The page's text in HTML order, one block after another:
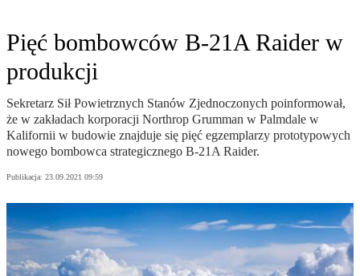
Pięć bombowców B-21A Raider w
produkcji
Sekretarz Sił Powietrznych Stanów Zjednoczonych poinformował,
że w zakładach korporacji Northrop Grumman w Palmdale w
Kalifornii w budowie znajduje się pięć egzemplarzy prototypowych
nowego bombowca strategicznego B-21A Raider.
Publikacja: 23.09.2021 09:59